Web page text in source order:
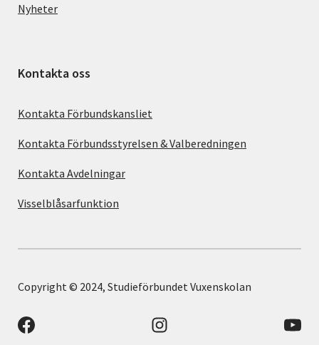
Nyheter
Kontakta oss
Kontakta Förbundskansliet
Kontakta Förbundsstyrelsen & Valberedningen
Kontakta Avdelningar
Visselblåsarfunktion
Copyright © 2024, Studieförbundet Vuxenskolan